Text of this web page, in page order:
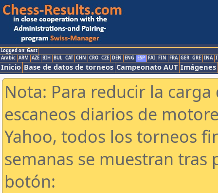
Logged on: Gast
Arabic ARM AZE BIH BUL CAT CHN CRO CZE DEN ENG ESP FAI FIN FRA GER GRE INA
Inicio Base de datos de torneos Campeonato AUT Imágenes
Nota: Para reducir la
escaneos diarios de
Yahoo, todos los torneos
semanas se muestran tras
botón: